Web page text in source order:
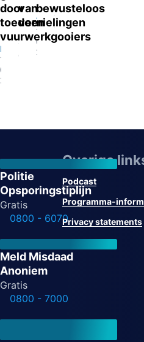
door
toedoen
vuurwerkgooiers
Eindhoven
13-
07-
2026
van
vernielingen
Eygelshoven
bewusteloos
Tilburg
13-
07-
2026
Eindhoven
13-
07-
2026
Politie
Opsporingstiplijn
Gratis
0800 - 6070
Meld Misdaad
Anoniem
Gratis
0800 - 7000
Overige
Podcast
Programma-
Privacy statements